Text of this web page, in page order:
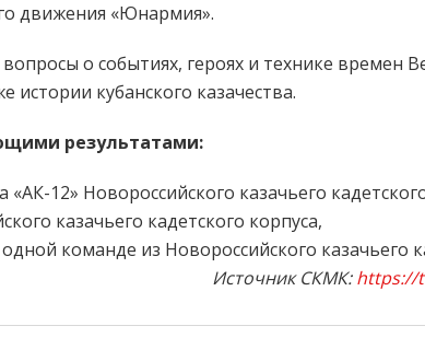
движения «Юнармия».
о событиях, героях и технике времен
кубанского казачества.
результатами:
12» Новороссийского казачьего
казачьего кадетского корпуса,
команде из Новороссийского казачьего
Источник СКМК:https://